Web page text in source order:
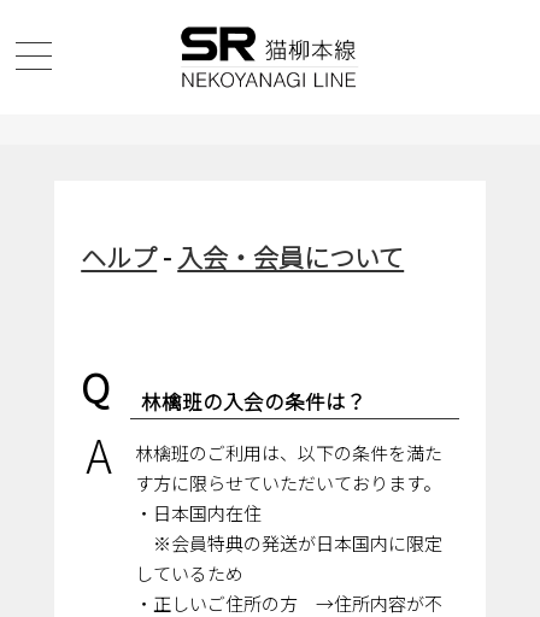
ヘルプ- 入会・会員について
Q 林檎班の入会の条件は？
A
林檎班のご利用は、以下の条件を満た
す方に限らせていただいております。
・日本国内在住
※会員特典の発送が日本国内に限定
しているため
・正しいご住所の方 →住所内容が不